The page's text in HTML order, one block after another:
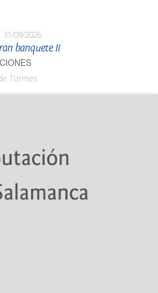
31/08/2026
banquete II
Tormes